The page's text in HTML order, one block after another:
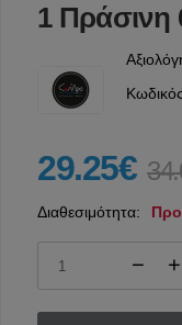
1 Πράσινη
Κωδικός
29.25€
Διαθεσιμότητα: